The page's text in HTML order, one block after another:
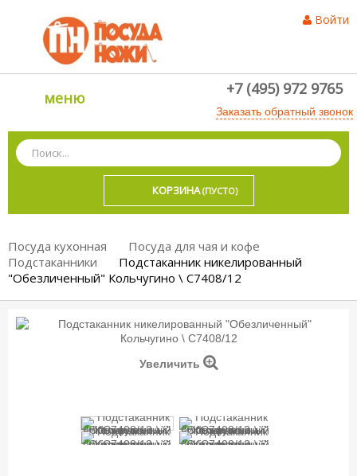
Войти
меню +7 (495) 972 9765
Заказать обратный звонок
КОРЗИНА (ПУСТО)
Посуда кухонная
Посуда для чая и кофе
Подстаканники
Подстаканник никелированный
"Обезличенный" Кольчугино \ С7408/12
Увеличить